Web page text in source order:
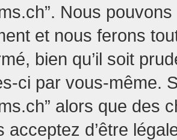
Nous
et nous ferons
bien qu’il soit
ci par vous-même.
alors que des
acceptez d’être